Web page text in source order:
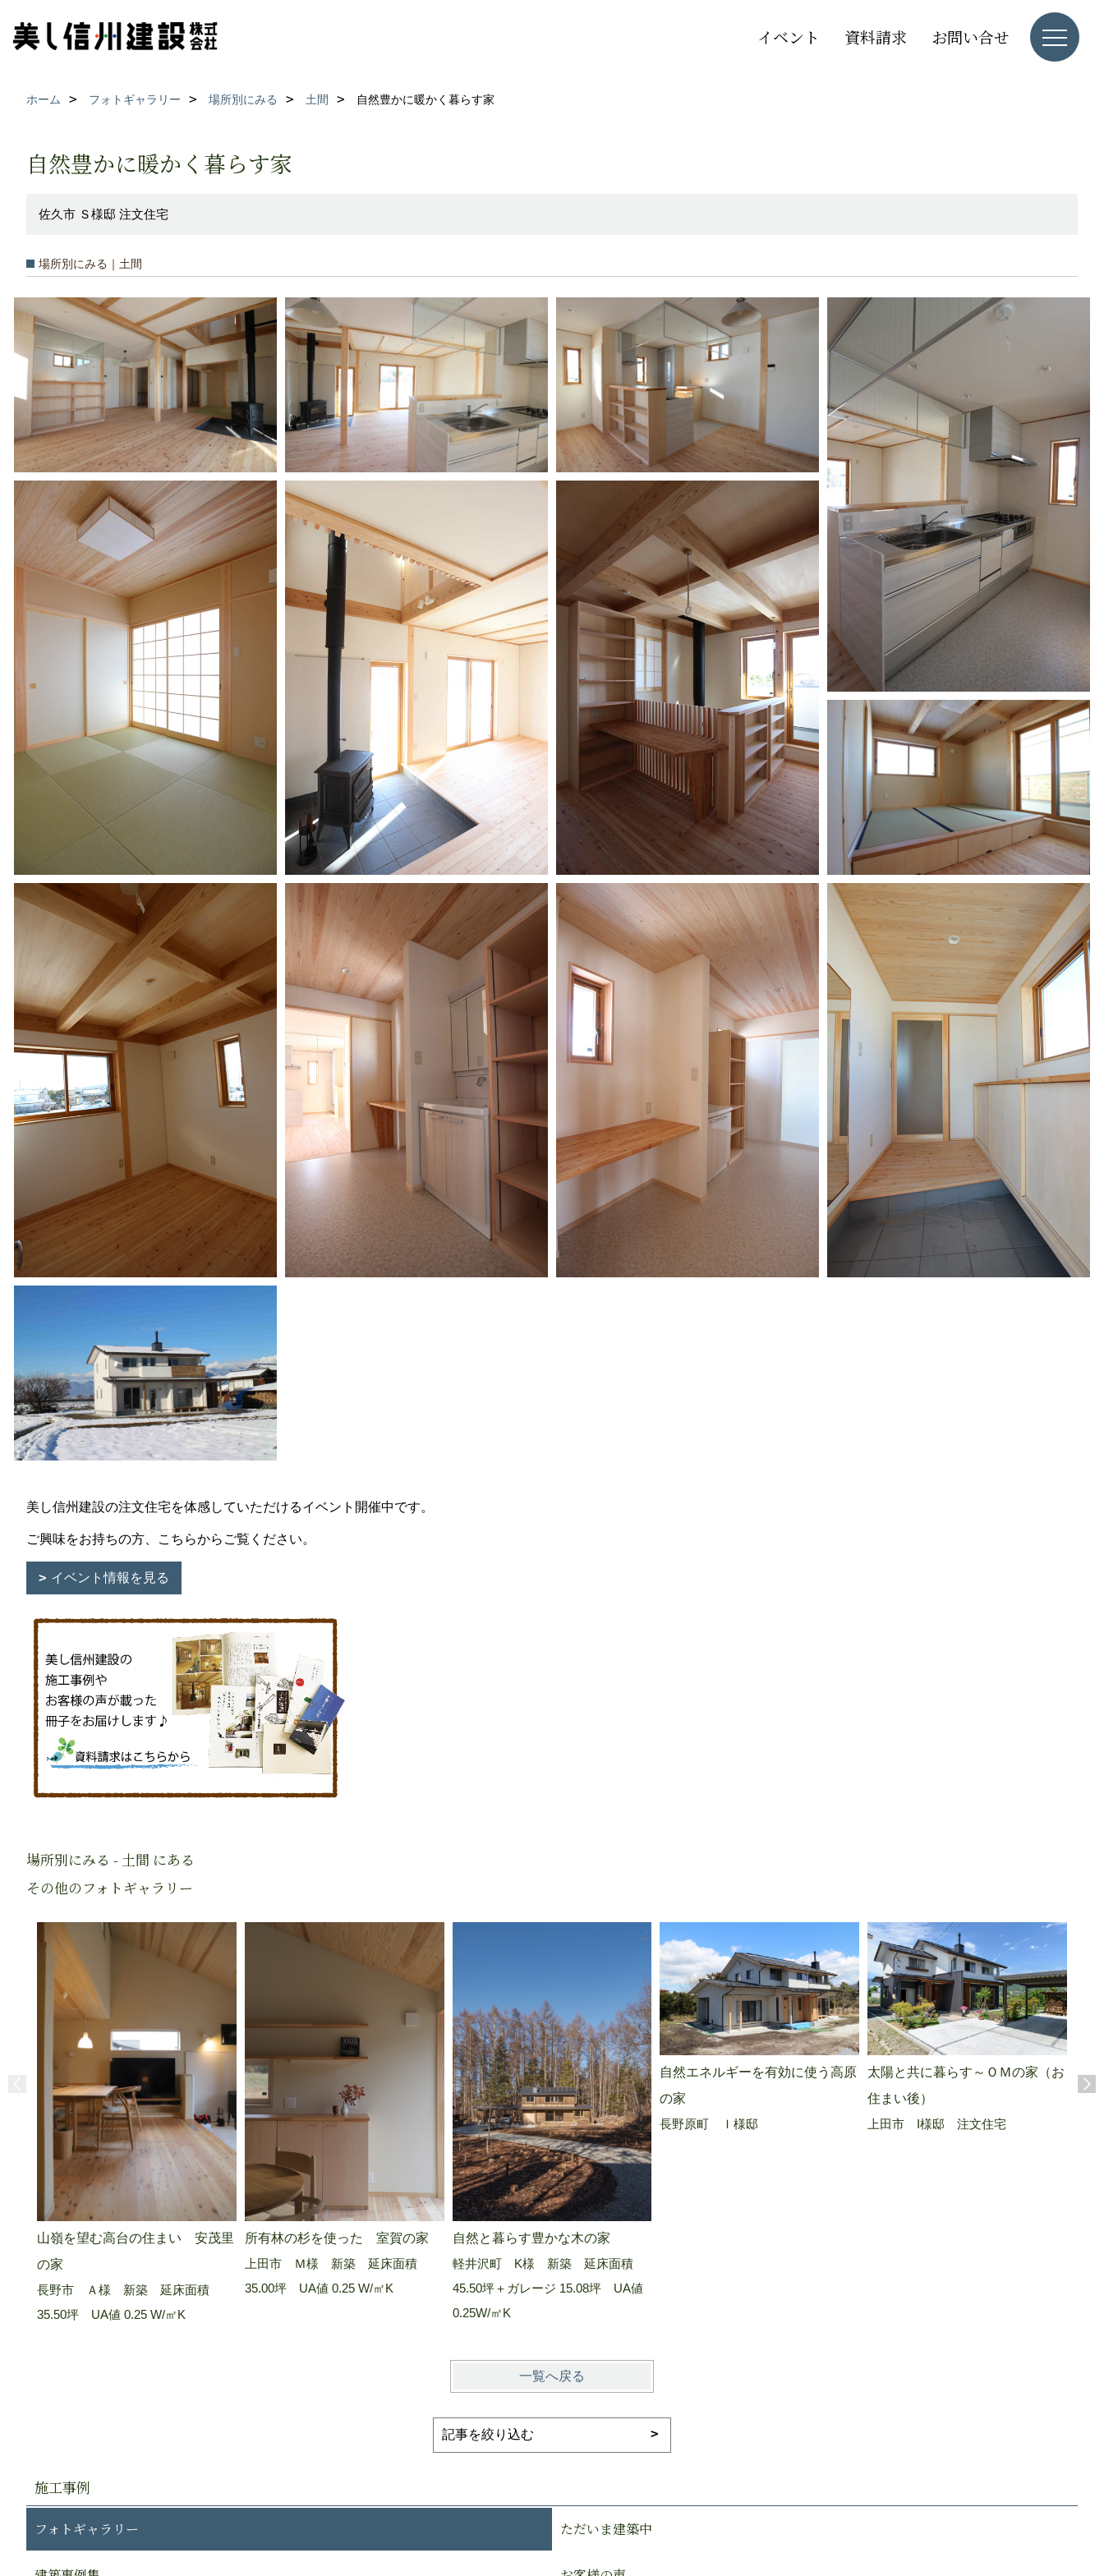
イベント 資料請求 お問い合せ
ホーム フォトギャラリー 場所別にみる 土間 自然豊かに暖かく暮らす家
自然豊かに暖かく暮らす家
佐久市 Ｓ様邸 注文住宅
場所別にみる｜土間
美し信州建設の注文住宅を体感していただけるイベント開催中です。
ご興味をお持ちの方、こちらからご覧ください。
イベント情報を見る
場所別にみる - 土間 にある
その他のフォトギャラリー
山嶺を望む高台の住まい 安茂里
の家
長野市 Ａ様 新築 延床面積
35.50坪 UA値 0.25 W/㎡K
所有林の杉を使った 室賀の家
上田市 Ｍ様 新築 延床面積
35.00坪 UA値 0.25 W/㎡K
自然と暮らす豊かな木の家
軽井沢町 K様 新築 延床面積
45.50坪＋ガレージ 15.08坪 UA値
0.25W/㎡K
自然エネルギーを有効に使う高原
の家
長野原町 Ｉ様邸
太陽と共に暮らす～ＯＭの家（お
住まい後）
上田市 I様邸 注文住宅
二
上
一覧へ戻る
施工事例
フォトギャラリー ただいま建築中